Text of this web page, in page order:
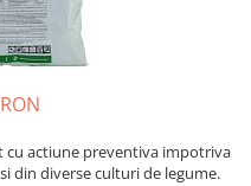
cu actiune preventiva impotriva
din diverse culturi de legume.